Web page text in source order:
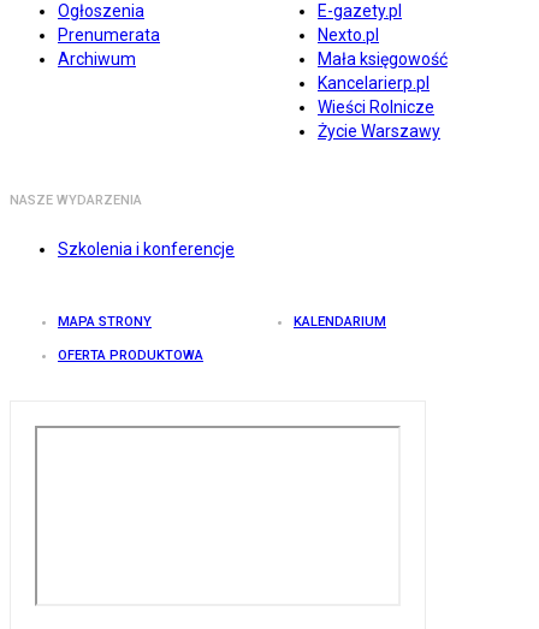
Ogłoszenia
Prenumerata
Archiwum
E-gazety.pl
Nexto.pl
Mała księgowość
Kancelarierp.pl
Wieści Rolnicze
Życie Warszawy
NASZE WYDARZENIA
Szkolenia i konferencje
MAPA STRONY KALENDARIUM
OFERTA PRODUKTOWA